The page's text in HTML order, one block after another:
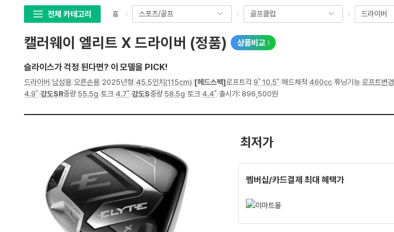
전체 카테고리 홈 스포츠/골프 골프클럽 드라이버
캘러웨이 엘리트 X 드라이버 (정품) 상품비교
슬라이스가 걱정 된다면? 이 모델을 PICK!
상
세
스
드라이버 /남성용/오른손용/2025년형/45.5인치(115cm)/[헤드스펙]로프트각:9˚ 10.5˚/헤드체적:460cc/튜닝기능:로프트변경
4.9˚/강도SR중량:55.5g/토크:4.7˚/강도S중량:58.5g/토크:4.4˚/출시가: 896,500원
최저가
멤버십/카드결제 최대 혜택가